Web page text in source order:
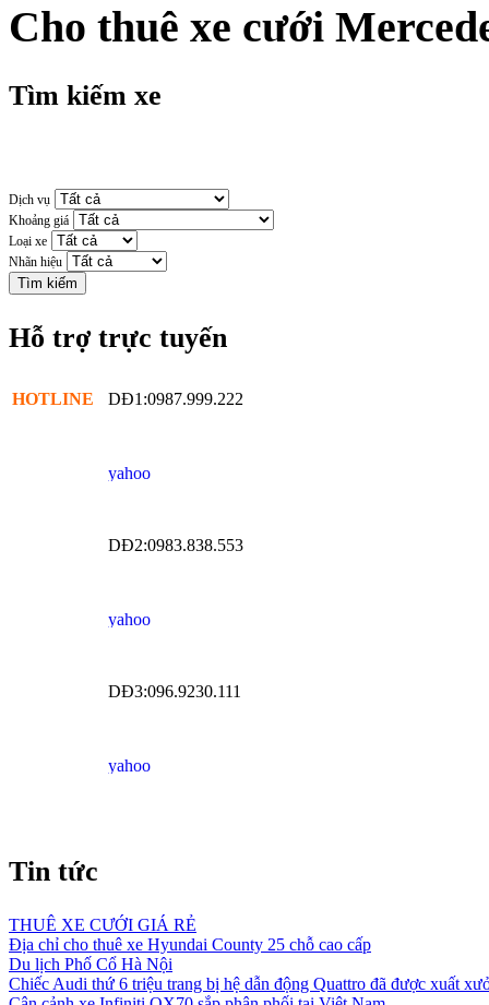
Cho thuê xe cưới
Tìm kiếm xe
Dịch vụ
Khoảng giá
Loại xe
Nhãn hiệu
Hỗ trợ trực tuyến
HOTLINE DĐ1:0987.999.222
DĐ2:0983.838.553
DĐ3:096.9230.111
Tin tức
THUÊ XE CƯỚI GIÁ RẺ
Địa chỉ cho thuê xe Hyundai County 25 chỗ cao cấp
Du lịch Phố Cổ Hà Nội
Chiếc Audi thứ 6 triệu trang bị hệ dẫn động Quattro đã được xuất